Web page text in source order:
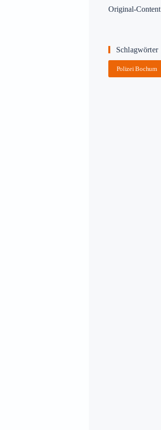
Original-
Schlagwörter
Polizei Bochum